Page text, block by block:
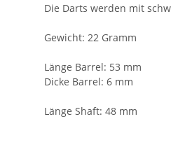
Die Darts werden mit
Gewicht: 22 Gramm
Länge Barrel: 53 mm
Dicke Barrel: 6 mm
Länge Shaft: 48 mm